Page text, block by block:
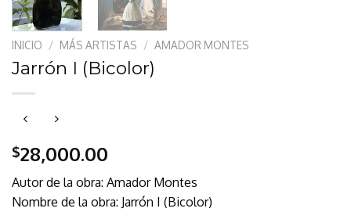
INICIO / MÁS ARTISTAS / AMADOR MONTES
Jarrón I (Bicolor)
$28,000.00
Autor de la obra: Amador Montes
Nombre de la obra: Jarrón I (Bicolor)